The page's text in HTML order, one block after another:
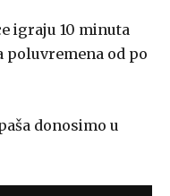
igraju 10 minuta
poluvremena od po
donosimo u